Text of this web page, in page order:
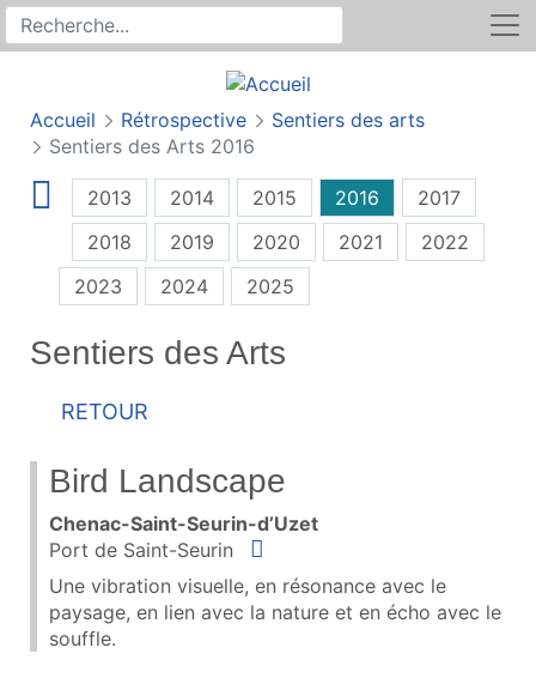
Recherche sur le site
Rechercher
Accueil Rétrospective
Sentiers des arts
Sentiers des Arts 2016
2013 2014 2015 2016
2017
2018
2019 2020 2021
2022
2023
2024 2025
Sentiers des Arts
Retour
Bird Landscape
Chenac-Saint-Seurin-d’Uzet
Port de Saint-Seurin
Situer
Une vibration visuelle, en résonance avec le
paysage, en lien avec la nature et en écho avec le
souffle.